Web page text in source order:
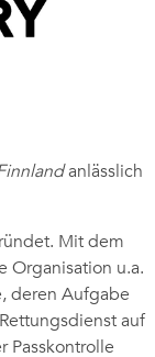
anlässlich
Mit dem
Organisation u.a.
deren Aufgabe
auf
Passkontrolle